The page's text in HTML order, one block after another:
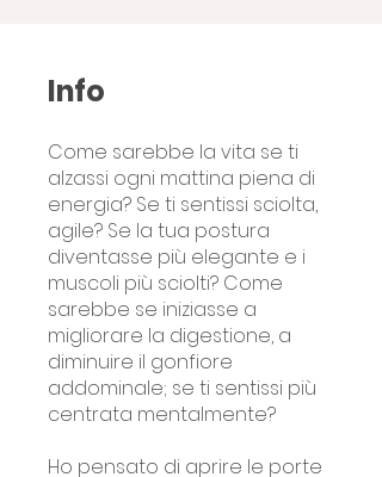
Info
Come sarebbe la vita se ti
alzassi ogni mattina piena di
energia? Se ti sentissi sciolta,
agile? Se la tua postura
diventasse più elegante e i
muscoli più sciolti? Come
sarebbe se iniziasse a
migliorare la digestione, a
diminuire il gonfiore
addominale; se ti sentissi più
centrata mentalmente?
Ho pensato di aprire le porte